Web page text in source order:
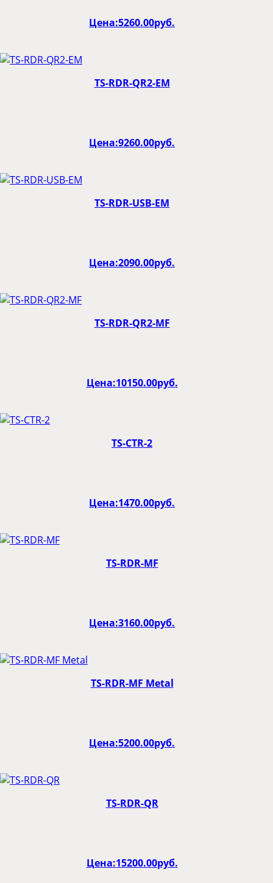
Цена:5260.00руб.
TS-RDR-QR2-EM
Цена:9260.00руб.
TS-RDR-USB-EM
Цена:2090.00руб.
TS-RDR-QR2-MF
Цена:10150.00руб.
TS-CTR-2
Цена:1470.00руб.
TS-RDR-MF
Цена:3160.00руб.
TS-RDR-MF Metal
Цена:5200.00руб.
TS-RDR-QR
Цена:15200.00руб.